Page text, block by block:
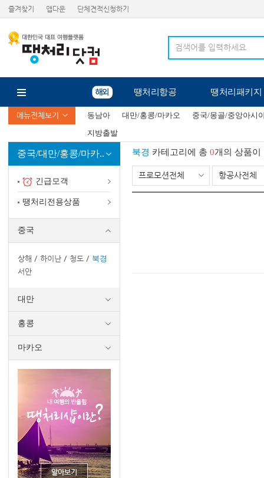
즐겨찾기 앱다운 단체견적신청하기
땡처리항공 땡처리패키지
메뉴전체보기 동남아 대만/홍콩/마카오
중국/몽골/중앙아시
지방출발
중국/대만/홍콩/마카..
긴급모객
땡처리전용상품
중국
상해 하이난 청도
북경
서안
대만
홍콩
마카오
북경 카테고리에 총 0개의 상품이
프로모션전체 항공사전체